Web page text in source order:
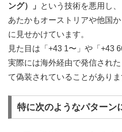
ング）」
という技術を悪用し、
あたかもオーストリアや他国
に見せかけています。
見た目は「+43 1〜」や「+43
実際には海外経由で発信され
て偽装されていることがありま
特に次のようなパターン